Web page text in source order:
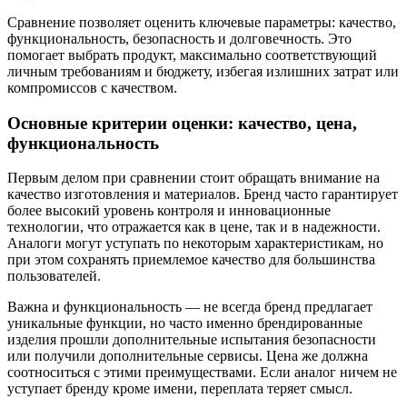
Сравнение позволяет оценить ключевые параметры: качество,
функциональность, безопасность и долговечность. Это
помогает выбрать продукт, максимально соответствующий
личным требованиям и бюджету, избегая излишних затрат или
компромиссов с качеством.
Основные критерии оценки: качество, цена,
функциональность
Первым делом при сравнении стоит обращать внимание на
качество изготовления и материалов. Бренд часто гарантирует
более высокий уровень контроля и инновационные
технологии, что отражается как в цене, так и в надежности.
Аналоги могут уступать по некоторым характеристикам, но
при этом сохранять приемлемое качество для большинства
пользователей.
Важна и функциональность — не всегда бренд предлагает
уникальные функции, но часто именно брендированные
изделия прошли дополнительные испытания безопасности
или получили дополнительные сервисы. Цена же должна
соотноситься с этими преимуществами. Если аналог ничем не
уступает бренду кроме имени, переплата теряет смысл.